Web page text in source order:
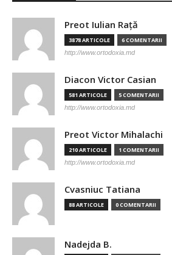
Preot Iulian Raţă
3878 ARTICOLE 6 COMENTARII
http://www.ortodoxia.md
Diacon Victor Casian
581 ARTICOLE 5 COMENTARII
http://www.ortodoxia.md
Preot Victor Mihalachi
210 ARTICOLE 1 COMENTARII
http://www.ortodoxia.md
Cvasniuc Tatiana
88 ARTICOLE 0 COMENTARII
Nadejda B.